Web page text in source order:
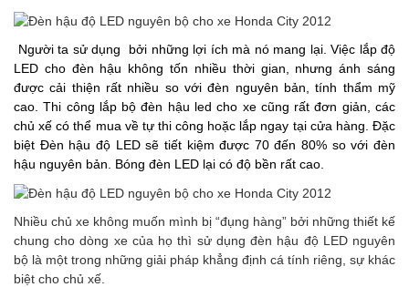
Người ta sử dụng
bởi những lợi ích mà nó mang lại. Việc lắp độ
LED cho đèn hậu không tốn nhiều thời gian, nhưng ánh sáng
được cải thiện rất nhiều so với đèn nguyên bản, tính thẩm mỹ
cao. Thi công lắp bộ đèn hậu led cho xe cũng rất đơn giản, các
chủ xế có thể mua về tự thi công hoặc lắp ngay tại cửa hàng. Đặc
biệt Đèn hậu độ LED sẽ tiết kiệm được 70 đến 80% so với đèn
hậu nguyên bản. Bóng đèn LED lại có độ bền rất cao.
Nhiều chủ xe không muốn mình bị “đụng hàng” bởi những thiết kế
chung cho dòng xe của họ thì sử dụng đèn hậu độ LED nguyên
bộ là một trong những giải pháp khẳng định cá tính riêng, sự khác
biệt cho chủ xế.